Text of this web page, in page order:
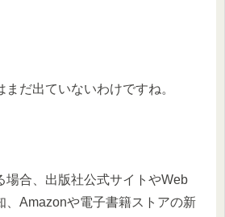
だ出ていないわけですね。
場合、出版社公式サイトやWeb
、Amazonや電子書籍ストアの新